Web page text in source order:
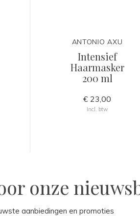
ANTONIO AXU
Intensief
Haarmasker
200 ml
€ 23,00
Incl. btw
onze
aanbiedingen en promoties